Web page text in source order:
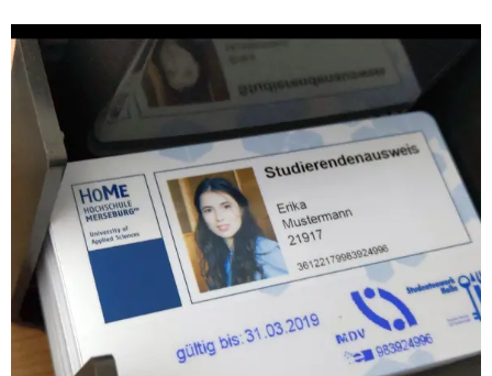
SCHNELLEINSTIEGSKACHELN